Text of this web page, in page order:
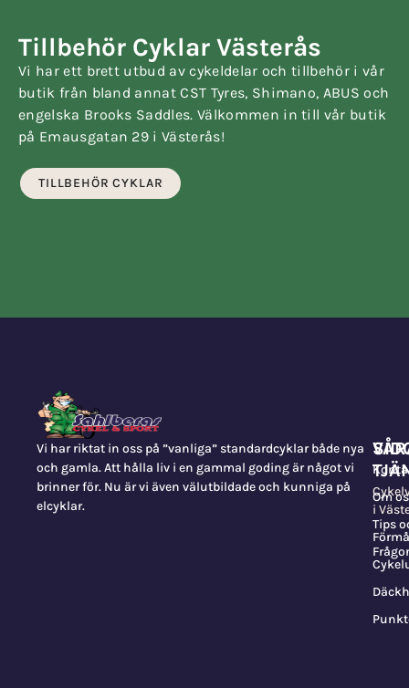
Tillbehör Cyklar Västerås
Vi har ett brett utbud av cykeldelar och tillbehör i vår
butik från bland annat CST Tyres, Shimano, ABUS och
engelska Brooks Saddles. Välkommen in till vår butik
på Emausgatan 29 i Västerås!
TILLBEHÖR CYKLAR
Vi har riktat in oss på ”vanliga” standardcyklar både nya
och gamla. Att hålla liv i en gammal goding är något vi
brinner för. Nu är vi även välutbildade och kunniga på
elcyklar.
i
Om
Tips